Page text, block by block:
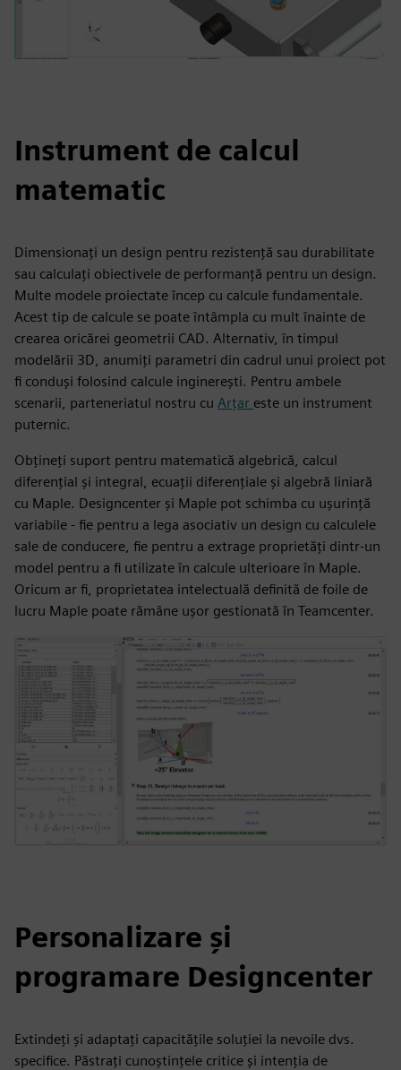
Instrument de calcul
matematic
Dimensionați un design pentru rezistență sau durabilitate
sau calculați obiectivele de performanță pentru un design.
Multe modele proiectate încep cu calcule fundamentale.
Acest tip de calcule se poate întâmpla cu mult înainte de
crearea oricărei geometrii CAD. Alternativ, în timpul
modelării 3D, anumiți parametri din cadrul unui proiect pot
fi conduși folosind calcule inginerești. Pentru ambele
scenarii, parteneriatul nostru cu Arțar este un instrument
puternic.
Obțineți suport pentru matematică algebrică, calcul
diferențial și integral, ecuații diferențiale și algebră liniară
cu Maple. Designcenter și Maple pot schimba cu ușurință
variabile - fie pentru a lega asociativ un design cu calculele
sale de conducere, fie pentru a extrage proprietăți dintr-un
model pentru a fi utilizate în calcule ulterioare în Maple.
Oricum ar fi, proprietatea intelectuală definită de foile de
lucru Maple poate rămâne ușor gestionată în Teamcenter.
Personalizare și
programare Designcenter
Extindeți și adaptați capacitățile soluției la nevoile dvs.
specifice. Păstrați cunoștințele critice și intenția de